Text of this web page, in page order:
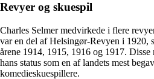
Revyer og skuespil
Charles Selmer medvirkede i flere
var en del af Helsingør-Revyen i 1920,
årene 1914, 1915, 1916 og 1917.
hans status som en af landets mest
komedieskuespillere.